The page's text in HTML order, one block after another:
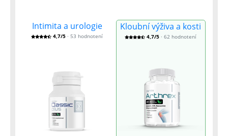
Intimita a urologie
4,7/5 · 53 hodnotení
Kloubní výživa a kosti
4,7/5 · 62 hodnotení